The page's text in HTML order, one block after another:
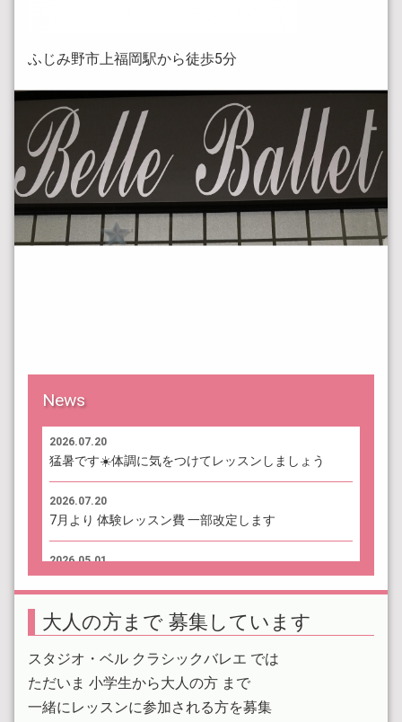
ふじみ野市上福岡駅から徒歩5分
News
2026.07.20
猛暑です☀️体調に気をつけてレッスンしましょう
2026.07.20
7月より 体験レッスン費 一部改定します
2026.05.01
見学・体験レッスン受付中です
2026.01.01
本年もどうぞよろしくお願いいたします
2025.12.23
2025年 体験受付 終了しました
大人の方まで 募集しています
スタジオ・ベル クラシックバレエ では
ただいま 小学生から大人の方 まで
一緒にレッスンに参加される方を募集